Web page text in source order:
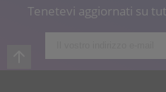
Tenetevi aggiornati su